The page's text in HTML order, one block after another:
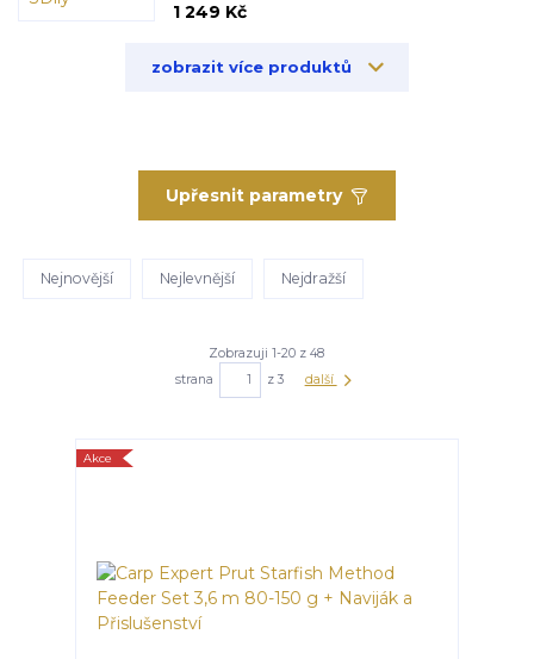
1 249 Kč
zobrazit více produktů
Upřesnit parametry
Nejnovější Nejlevnější Nejdražší
Zobrazuji 1-20 z 48
strana
z 3 další
Akce